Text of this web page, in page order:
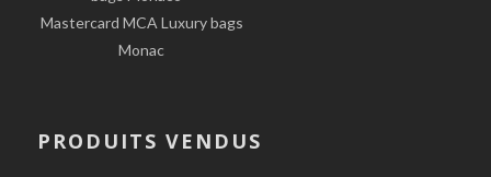
Mastercard MCA Luxury bags
Monac
PRODUITS VENDUS